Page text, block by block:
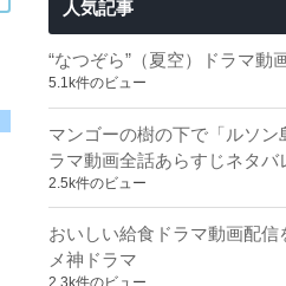
人気記事
“なつぞら”（夏空）ドラマ動
5.1k件のビュー
マンゴーの樹の下で「ルソン
ラマ動画全話あらすじネタバ
2.5k件のビュー
おいしい給食ドラマ動画配信
メ神ドラマ
2.3k件のビュー